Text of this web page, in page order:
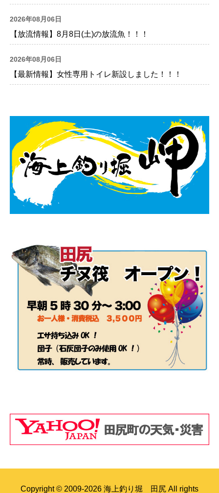
2026年08月06日
【放流情報】8月8日(土)の放流魚！！！
2026年08月06日
【最新情報】女性専用トイレ新設しました！！！
Copyright © 2009-2026 海上釣り堀 田尻 All rights